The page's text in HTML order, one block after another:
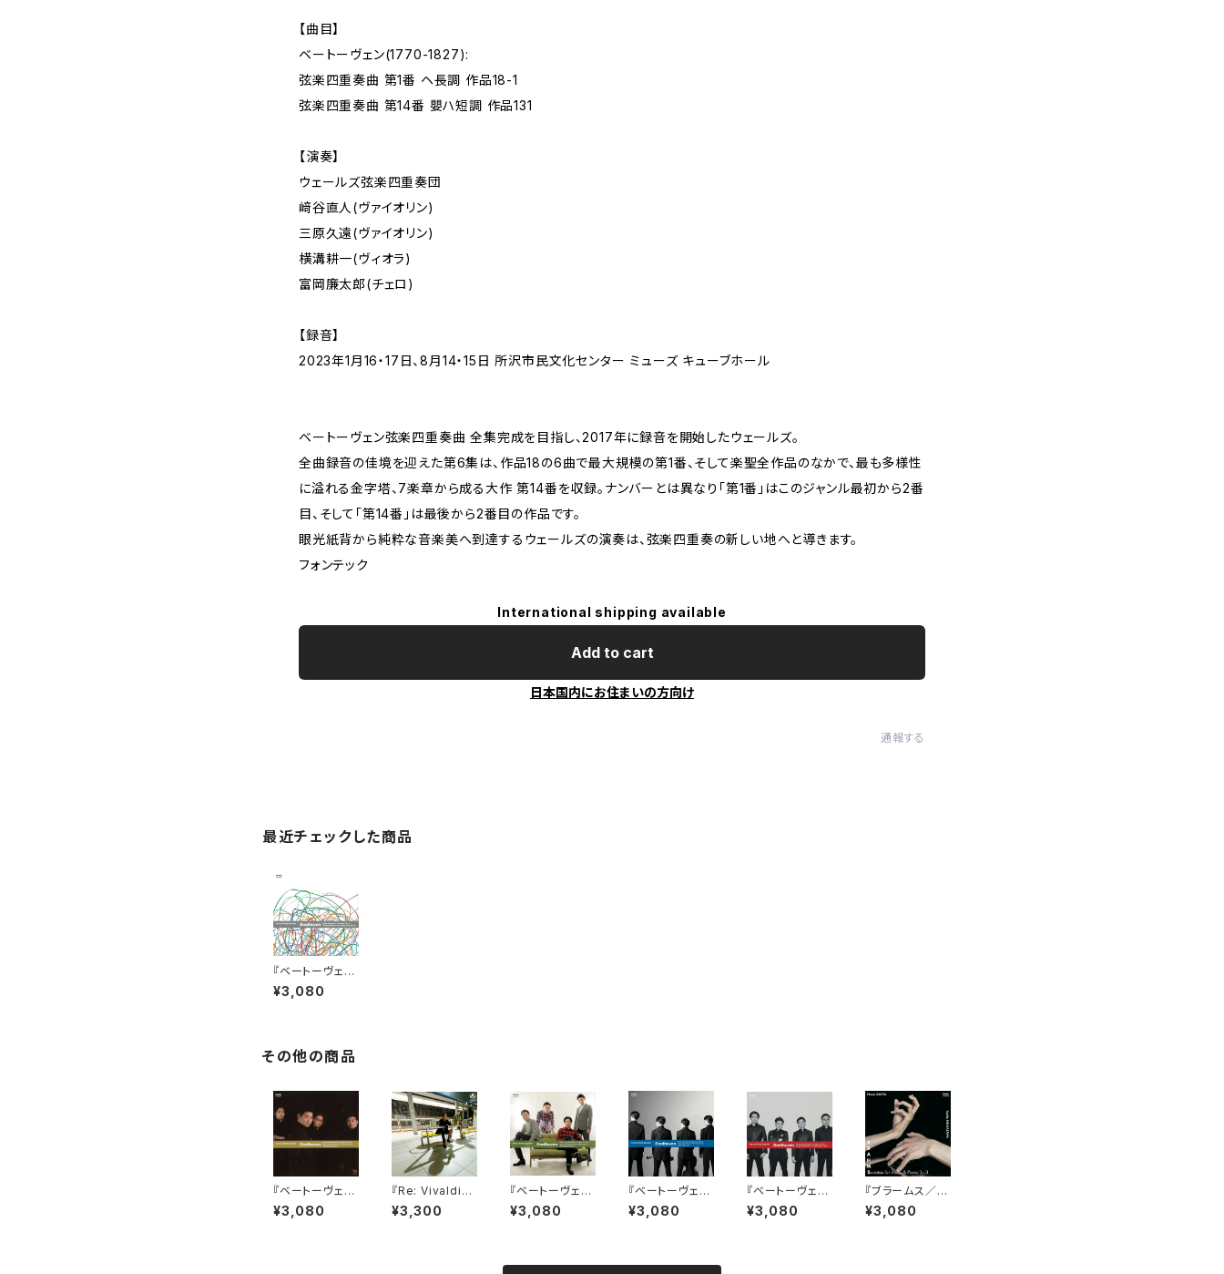
【曲目】
ベートーヴェン(1770-1827):
弦楽四重奏曲 第1番 ヘ長調 作品18-1
弦楽四重奏曲 第14番 嬰ハ短調 作品131
【演奏】
ウェールズ弦楽四重奏団
﨑谷直人(ヴァイオリン)
三原久遠(ヴァイオリン)
横溝耕一(ヴィオラ)
富岡廉太郎(チェロ)
【録音】
2023年1月16・17日、8月14・15日 所沢市民文化センター ミューズ キューブホール
ベートーヴェン弦楽四重奏曲 全集完成を目指し、2017年に録音を開始したウェールズ。
全曲録音の佳境を迎えた第6集は、作品18の6曲で最大規模の第1番、そして楽聖全作品のなかで、最も多様性
に溢れる金字塔、7楽章から成る大作 第14番を収録。ナンバーとは異なり「第1番」はこのジャンル最初から2番
目、そして「第14番」は最後から2番目の作品です。
眼光紙背から純粋な音楽美へ到達するウェールズの演奏は、弦楽四重奏の新しい地へと導きます。
フォンテック
International shipping available
Add to cart
日本国内にお住まいの方向け
通報する
最近チェックした商品
『ベートーヴェン:
弦楽四重奏曲 全
集6』ウェールズ
¥3,080
その他の商品
『ベートーヴェン:
弦楽四重奏曲 全
集２』ウェールズ
¥3,080
『Re: Vivaldi』
﨑谷直人&山田
章典 kKy recor
¥3,300
『ベートーヴェン:
弦楽四重奏曲 全
集3』ウェールズ
¥3,080
『ベートーヴェン:
弦楽四重奏曲 全
集8』ウェールズ
¥3,080
『ベートーヴェン:
弦楽四重奏曲 全
集１』ウェールズ
¥3,080
『ブラームス／ヴ
ァイオリン・ソナ
タ 全3曲』﨑谷
¥3,080